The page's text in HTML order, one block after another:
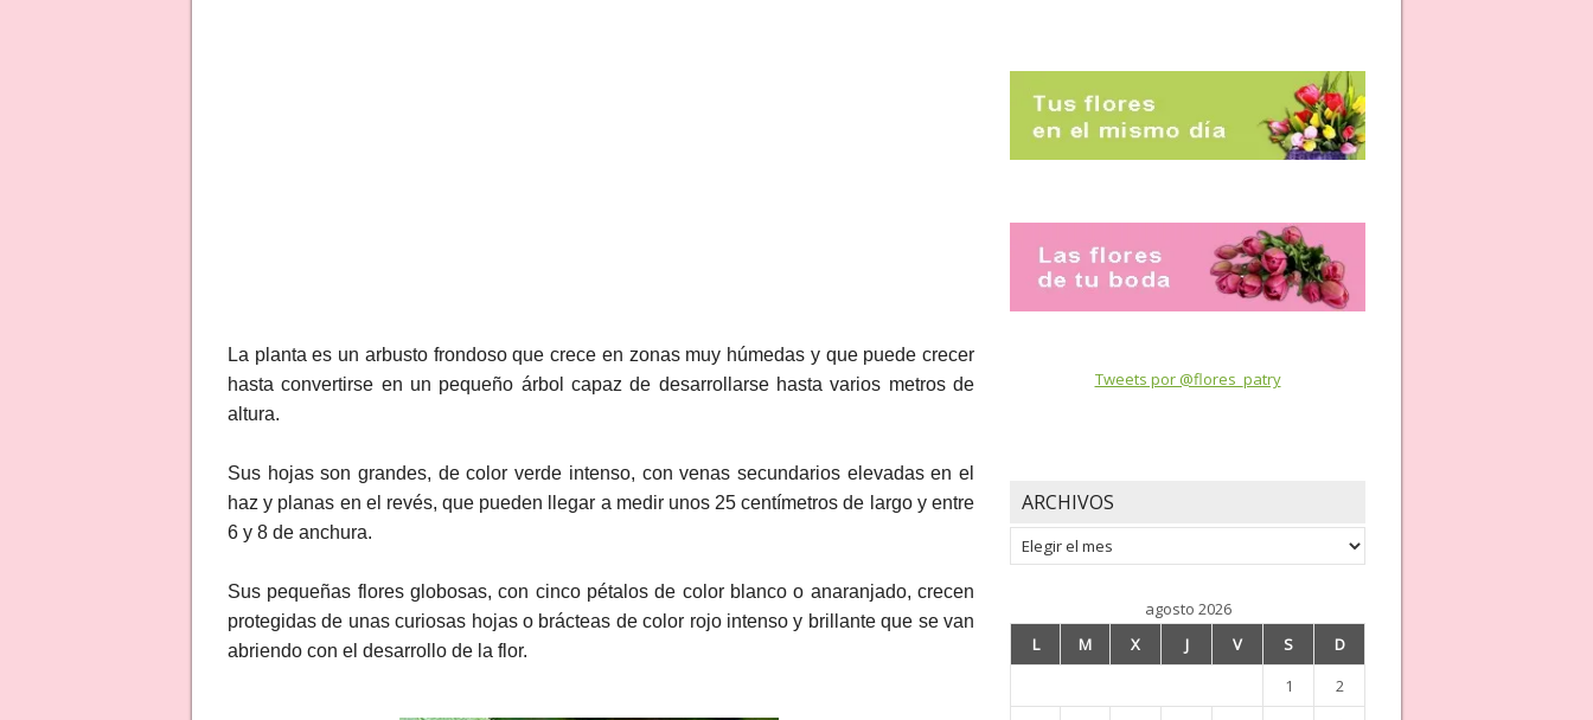
La planta es un arbusto frondoso que crece en zonas muy húmedas y que puede crecer
hasta convertirse en un pequeño árbol capaz de desarrollarse hasta varios metros de
altura.
Sus hojas son grandes, de color verde intenso, con venas secundarios elevadas en el
haz y planas en el revés, que pueden llegar a medir unos 25 centímetros de largo y entre
6 y 8 de anchura.
Sus pequeñas flores globosas, con cinco pétalos de color blanco o anaranjado, crecen
protegidas de unas curiosas hojas o brácteas de color rojo intenso y brillante que se van
abriendo con el desarrollo de la flor.
Tweets por @flores_patry
ARCHIVOS
Archivos
agosto 2026
L
M X J V S
D
1
2